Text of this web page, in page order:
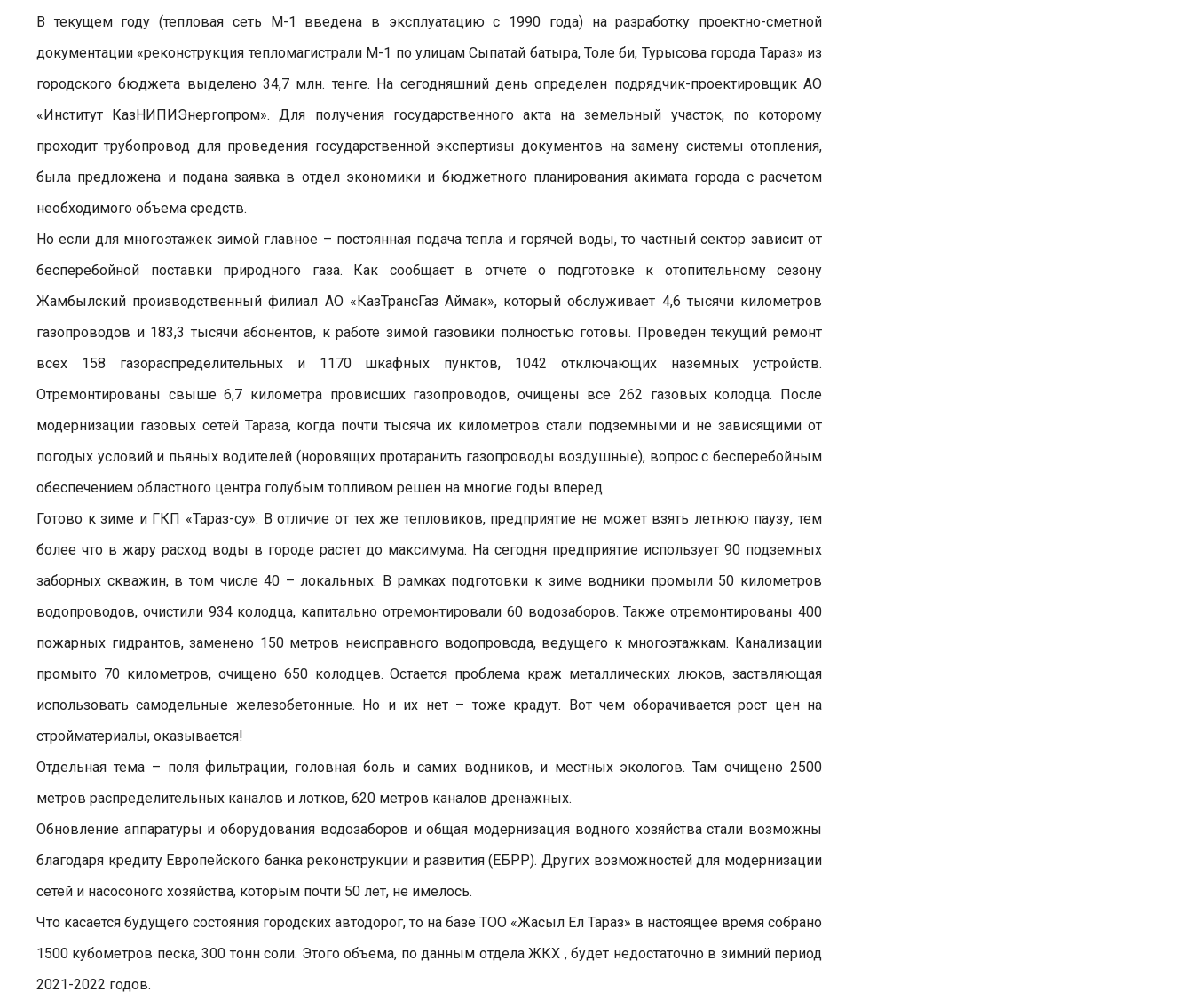
В текущем году (тепловая сеть М-1 введена в эксплуатацию с 1990 года) на разработку проектно-сметной
документации «реконструкция тепломагистрали М-1 по улицам Сыпатай батыра, Толе би, Турысова города Тараз» из
городского бюджета выделено 34,7 млн. тенге. На сегодняшний день определен подрядчик-проектировщик АО
«Институт КазНИПИЭнергопром». Для получения государственного акта на земельный участок, по которому
проходит трубопровод для проведения государственной экспертизы документов на замену системы отопления,
была предложена и подана заявка в отдел экономики и бюджетного планирования акимата города с расчетом
необходимого объема средств.
Но если для многоэтажек зимой главное – постоянная подача тепла и горячей воды, то частный сектор зависит от
бесперебойной поставки природного газа. Как сообщает в отчете о подготовке к отопительному сезону
Жамбылский производственный филиал АО «КазТрансГаз Аймак», который обслуживает 4,6 тысячи километров
газопроводов и 183,3 тысячи абонентов, к работе зимой газовики полностью готовы. Проведен текущий ремонт
всех 158 газораспределительных и 1170 шкафных пунктов, 1042 отключающих наземных устройств.
Отремонтированы свыше 6,7 километра провисших газопроводов, очищены все 262 газовых колодца. После
модернизации газовых сетей Тараза, когда почти тысяча их километров стали подземными и не зависящими от
погодых условий и пьяных водителей (норовящих протаранить газопроводы воздушные), вопрос с бесперебойным
обеспечением областного центра голубым топливом решен на многие годы вперед.
Готово к зиме и ГКП «Тараз-су». В отличие от тех же тепловиков, предприятие не может взять летнюю паузу, тем
более что в жару расход воды в городе растет до максимума. На сегодня предприятие использует 90 подземных
заборных скважин, в том числе 40 – локальных. В рамках подготовки к зиме водники промыли 50 километров
водопроводов, очистили 934 колодца, капитально отремонтировали 60 водозаборов. Также отремонтированы 400
пожарных гидрантов, заменено 150 метров неисправного водопровода, ведущего к многоэтажкам. Канализации
промыто 70 километров, очищено 650 колодцев. Остается проблема краж металлических люков, заствляющая
использовать самодельные железобетонные. Но и их нет – тоже крадут. Вот чем оборачивается рост цен на
стройматериалы, оказывается!
Отдельная тема – поля фильтрации, головная боль и самих водников, и местных экологов. Там очищено 2500
метров распределительных каналов и лотков, 620 метров каналов дренажных.
Обновление аппаратуры и оборудования водозаборов и общая модернизация водного хозяйства стали возможны
благодаря кредиту Европейского банка реконструкции и развития (ЕБРР). Других возможностей для модернизации
сетей и насосоного хозяйства, которым почти 50 лет, не имелось.
Что касается будущего состояния городских автодорог, то на базе ТОО «Жасыл Ел Тараз» в настоящее время собрано
1500 кубометров песка, 300 тонн соли. Этого объема, по данным отдела ЖКХ , будет недостаточно в зимний период
2021-2022 годов.